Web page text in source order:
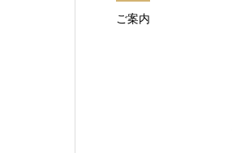
ご案内